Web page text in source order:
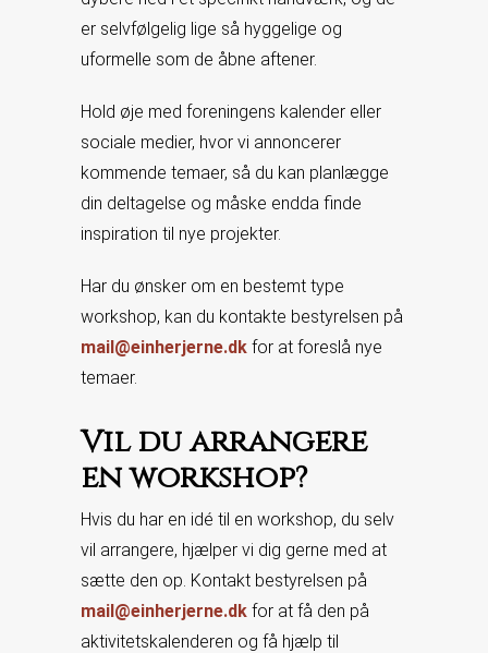
er selvfølgelig lige så hyggelige og
uformelle som de åbne aftener.
Hold øje med foreningens kalender eller
sociale medier, hvor vi annoncerer
kommende temaer, så du kan planlægge
din deltagelse og måske endda finde
inspiration til nye projekter.
Har du ønsker om en bestemt type
workshop, kan du kontakte bestyrelsen på
mail@einherjerne.dk for at foreslå nye
temaer.
Vil du arrangere
en workshop?
Hvis du har en idé til en workshop, du selv
vil arrangere, hjælper vi dig gerne med at
sætte den op. Kontakt bestyrelsen på
mail@einherjerne.dk for at få den på
aktivitetskalenderen og få hjælp til